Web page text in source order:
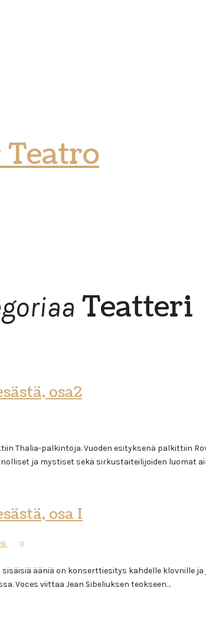
Teatteri
osa2
Thalia-palkintoja. Vuoden esityksenä palkittiin
ja mystiset sekä sirkustaiteilijoiden luomat
osa I
0
ääniä on konserttiesitys kahdelle klovnille
Voces viittaa Jean Sibeliuksen teokseen…